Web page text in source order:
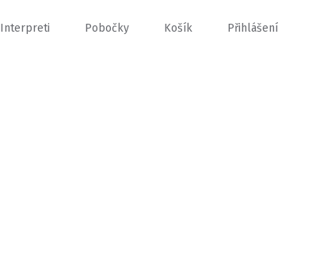
Interpreti Pobočky Košík Přihlášení